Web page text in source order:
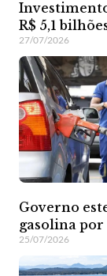
R$ 5,1
27/07/2026
Governo
gasolina por
25/07/2026